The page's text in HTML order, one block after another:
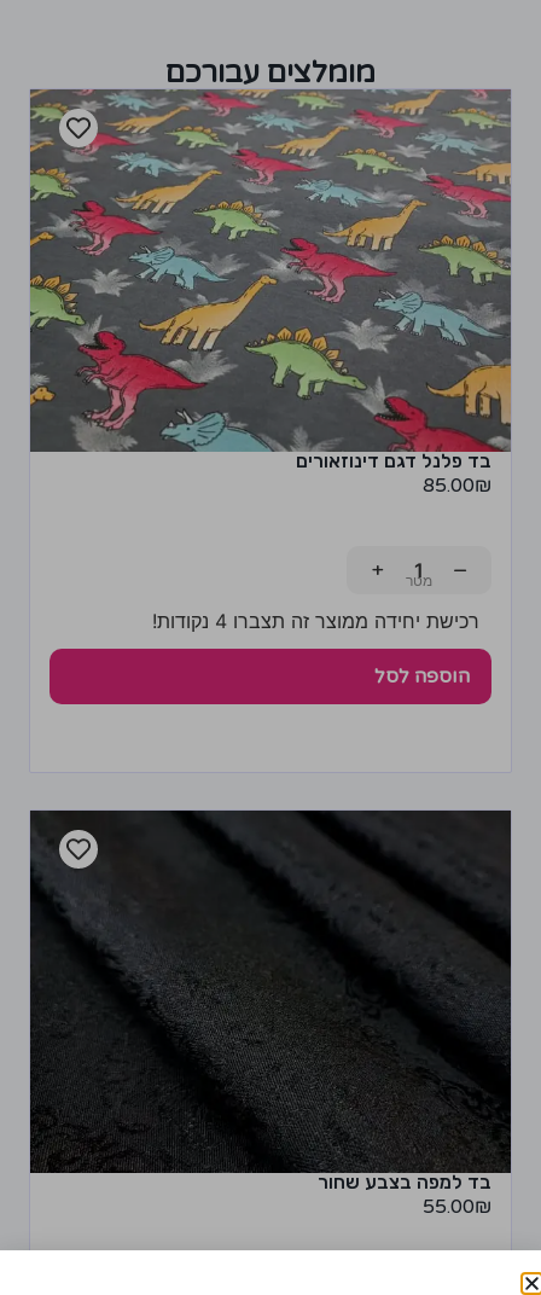
מומלצים עבורכם
בד פלנל דגם דינוזאורים
85.00₪
−
+
רכישת יחידה ממוצר זה תצברו 4 נקודות!
הוספה לסל
בד למפה בצבע שחור
55.00₪